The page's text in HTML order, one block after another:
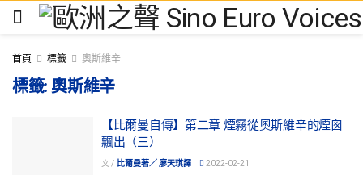
首頁 標籤 奧斯維辛
標籤:奧斯維辛
【比爾曼自傳】第二章 煙霧從奧斯維辛的煙囪
飄出（三）
文 / 比爾曼著／ 廖天琪譯 2022-02-21